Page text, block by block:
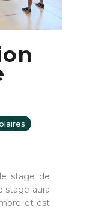
stage de
stage aura
et est